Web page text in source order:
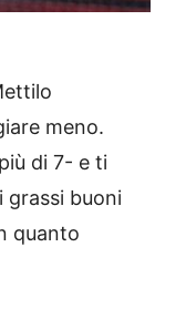
meno.
di 7- e ti
buoni
quanto